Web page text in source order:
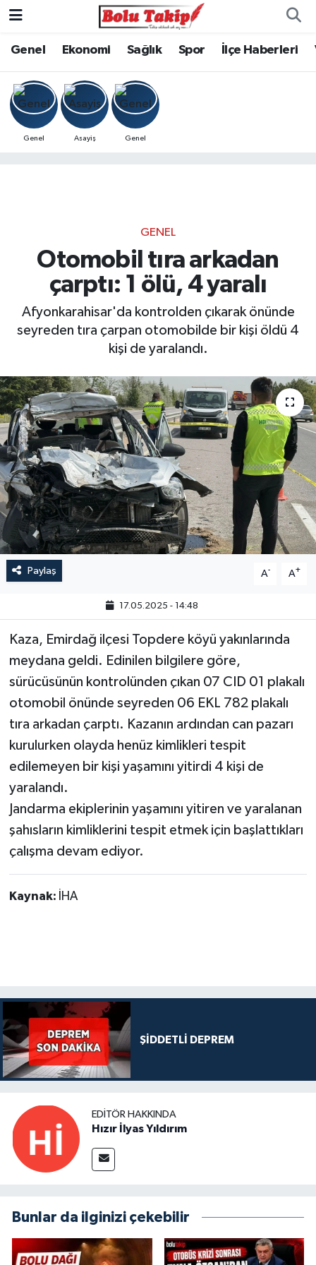
Genel Ekonomi Sağlık Spor İlçe Haberleri
Genel Asayiş Genel
GENEL
Otomobil tıra arkadan
çarptı: 1 ölü, 4 yaralı
Afyonkarahisar'da kontrolden çıkarak önünde
seyreden tıra çarpan otomobilde bir kişi öldü 4
kişi de yaralandı.
Paylaş A- A+
17.05.2025 - 14:48
Kaza, Emirdağ ilçesi Topdere köyü yakınlarında
meydana geldi. Edinilen bilgilere göre,
sürücüsünün kontrolünden çıkan 07 CID 01 plakalı
otomobil önünde seyreden 06 EKL 782 plakalı
tıra arkadan çarptı. Kazanın ardından can pazarı
kurulurken olayda henüz kimlikleri tespit
edilemeyen bir kişi yaşamını yitirdi 4 kişi de
yaralandı.
Jandarma ekiplerinin yaşamını yitiren ve yaralanan
şahısların kimliklerini tespit etmek için başlattıkları
çalışma devam ediyor.
Kaynak: İHA
ŞİDDETLİ DEPREM
EDITÖR HAKKINDA
Hızır İlyas Yıldırım
Bunlar da ilginizi çekebilir